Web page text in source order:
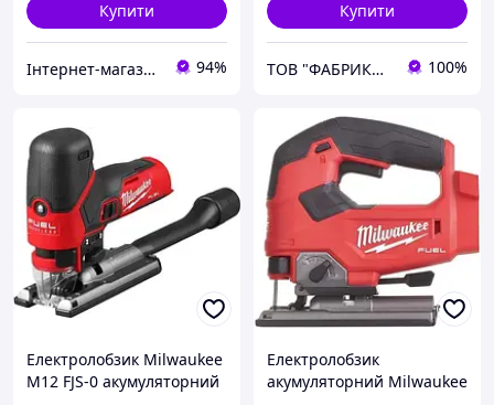
Купити
Інтернет-магазин будівельних інструментів та садової техніки VolynTools 94%
Купити
ТОВ "ФАБРИКА 5.0" 100%
Електролобзик Milwaukee
M12 FJS-0 акумуляторний
Електролобзик
акумуляторний Milwaukee